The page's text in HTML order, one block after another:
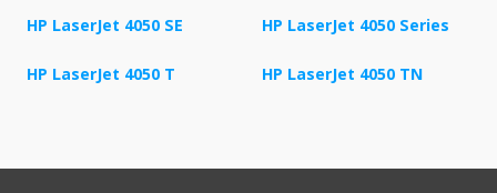
HP LaserJet 4050 SE HP LaserJet 4050 Series
HP LaserJet 4050 T HP LaserJet 4050 TN